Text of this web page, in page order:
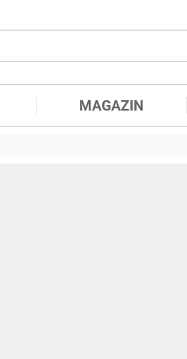
MAGAZIN